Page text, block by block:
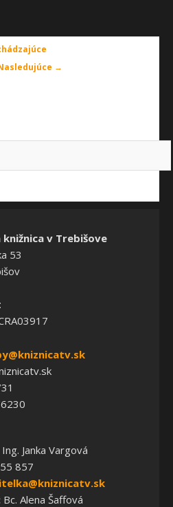
→
knižnica v Trebišove
53
Janka Vargová
857
Bc. Alena Šaffová